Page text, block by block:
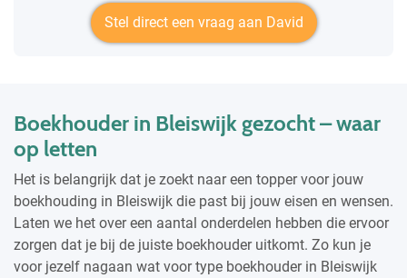
Stel direct een vraag aan David
Boekhouder in Bleiswijk gezocht – waar
op letten
Het is belangrijk dat je zoekt naar een topper voor jouw
boekhouding in Bleiswijk die past bij jouw eisen en wensen.
Laten we het over een aantal onderdelen hebben die ervoor
zorgen dat je bij de juiste boekhouder uitkomt. Zo kun je
voor jezelf nagaan wat voor type boekhouder in Bleiswijk